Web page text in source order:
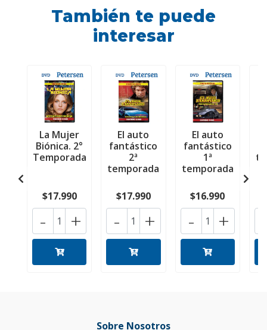
También te puede
interesar
La Mujer
Biónica. 2°
Temporada
$17.990
+
-
El auto
fantástico
2ª
temporada
$17.990
+
-
El auto
fantástico
1ª
temporada
$16.990
+
-
Sobre Nosotros